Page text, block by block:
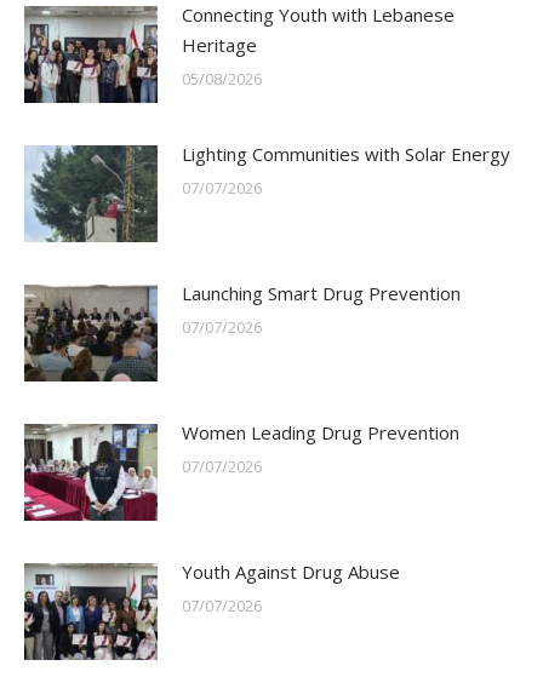
Connecting Youth with Lebanese
Heritage
05/08/2026
Lighting Communities with Solar Energy
07/07/2026
Launching Smart Drug Prevention
07/07/2026
Women Leading Drug Prevention
07/07/2026
Youth Against Drug Abuse
07/07/2026